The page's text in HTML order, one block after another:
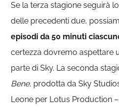
Se la terza stagione seguirà
delle precedenti due,
episodi da 50 minuti
certezza dovremo aspettare
parte di Sky. La seconda
Bene, prodotta da Sky
Leone per Lotus Production